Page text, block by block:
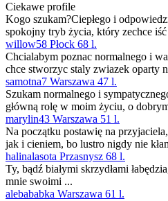
Ciekawe profile
Kogo szukam?Ciepłego i
spokojny tryb życia, który zechce iść
willow58 Płock 68 l.
Chcialabym poznac normalnego i
chce stworzyc staly zwiazek oparty
samotna7 Warszawa 47 l.
Szukam normalnego i
główną rolę w moim życiu, o
marylin43 Warszawa 51 l.
Na początku postawię na
jak i cieniem, bo lustro nigdy nie
halinalasota Przasnysz 68 l.
Ty, bądź białymi skrzydłami
mnie swoimi ...
alebababka Warszawa 61 l.